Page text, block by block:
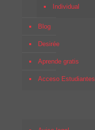
Individual
Blog
Desirée
Aprende gratis
Acceso Estudiantes